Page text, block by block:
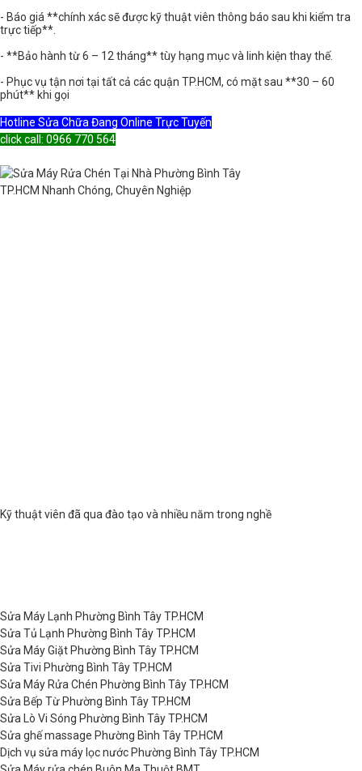
- Báo giá **chính xác sẽ được kỹ thuật viên thông báo sau khi kiểm tra
trực tiếp**.
- **Bảo hành từ 6 – 12 tháng** tùy hạng mục và linh kiện thay thế.
- Phục vụ tận nơi tại tất cả các quận TP.HCM, có mặt sau **30 – 60
phút** khi gọi
Hotline Sửa Chữa Đang Online Trực Tuyến
click call: 0966 770 564
Kỹ thuật viên đã qua đào tạo và nhiều năm trong nghề
Sửa Máy Lạnh Phường Bình Tây TP.HCM
Sửa Tủ Lạnh Phường Bình Tây TP.HCM
Sửa Máy Giặt Phường Bình Tây TP.HCM
Sửa Tivi Phường Bình Tây TP.HCM
Sửa Máy Rửa Chén Phường Bình Tây TP.HCM
Sửa Bếp Từ Phường Bình Tây TP.HCM
Sửa Lò Vi Sóng Phường Bình Tây TP.HCM
Sửa ghế massage Phường Bình Tây TP.HCM
Dịch vụ sửa máy lọc nước Phường Bình Tây TP.HCM